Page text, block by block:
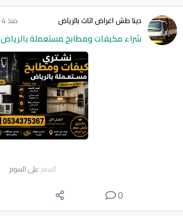
دينا طش اغراض اثاث بالرياض منذ 4 ساعات
شراء مكيفات ومطابخ مستعملة بالرياض 0534375367
السعر على السوم
0